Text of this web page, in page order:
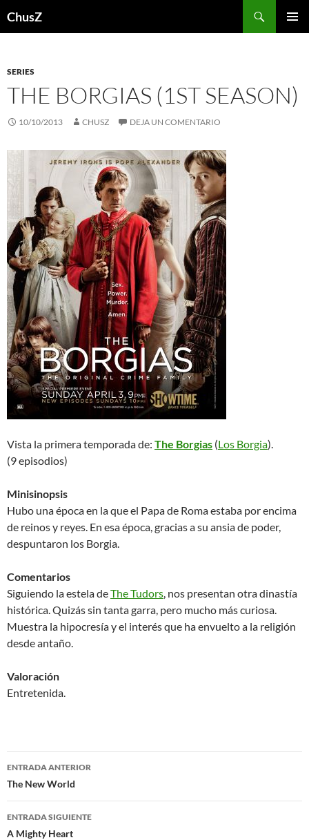
ChusZ
SERIES
THE BORGIAS (1ST SEASON)
10/10/2013 CHUSZ DEJA UN COMENTARIO
Vista la primera temporada de: The Borgias (Los Borgia).
(9 episodios)
Minisinopsis
Hubo una época en la que el Papa de Roma estaba por encima
de reinos y reyes. En esa época, gracias a su ansia de poder,
despuntaron los Borgia.
Comentarios
Siguiendo la estela deThe Tudors, nos presentan otra dinastía
histórica. Quizás sin tanta garra, pero mucho más curiosa.
Muestra la hipocresía y el interés que ha envuelto a la religión
desde antaño.
Valoración
Entretenida.
Navegación
de
entradas
ENTRADA ANTERIOR
The New World
ENTRADA SIGUIENTE
A Mighty Heart